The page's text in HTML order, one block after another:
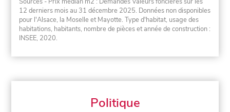
12 derniers mois au 31 décembre 2025. Données non disponibles
pour l'Alsace, la Moselle et Mayotte. Type d'habitat, usage des
habitations, habitants, nombre de pièces et année de construction :
INSEE, 2020.
Politique